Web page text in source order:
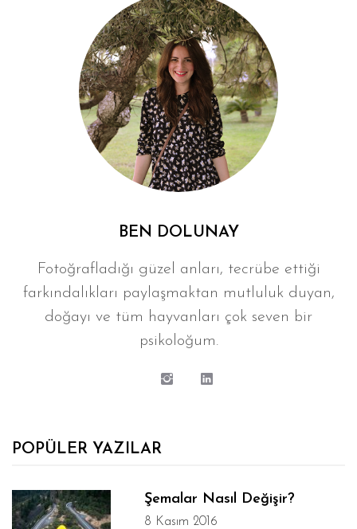
BEN DOLUNAY
Fotoğrafladığı güzel anları, tecrübe ettiği
farkındalıkları paylaşmaktan mutluluk duyan,
doğayı ve tüm hayvanları çok seven bir
psikoloğum.
POPÜLER YAZILAR
Şemalar Nasıl Değişir?
8 Kasım 2016